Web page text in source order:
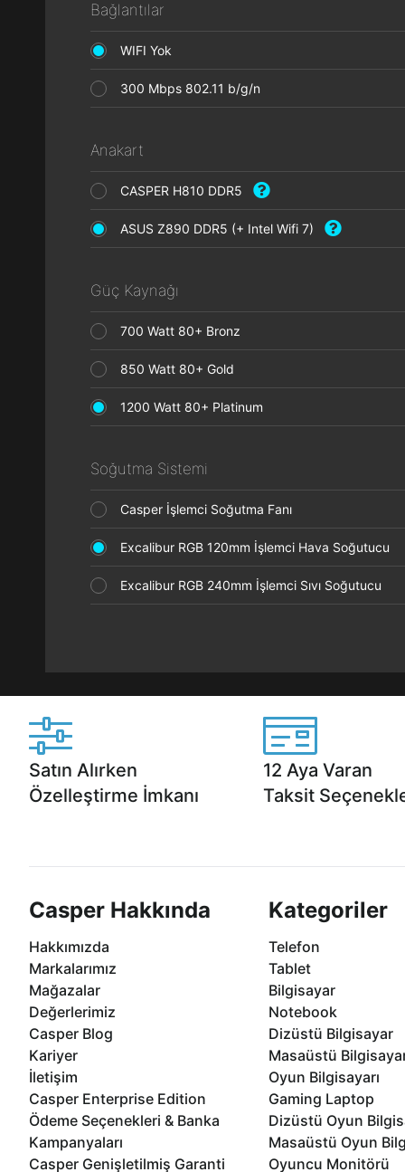
Bağlantılar
WIFI Yok
300 Mbps 802.11 b/g/n
Anakart
CASPER H810 DDR5
ASUS Z890 DDR5 (+ Intel Wifi 7)
Güç Kaynağı
700 Watt 80+ Bronz
850 Watt 80+ Gold
1200 Watt 80+ Platinum
Soğutma Sistemi
Casper İşlemci Soğutma Fanı
Excalibur RGB 120mm İşlemci Hava Soğutucu
Excalibur RGB 240mm İşlemci Sıvı Soğutucu
Satın Alırken
Özelleştirme İmkanı
12 Aya Varan
Taksit
Casper Hakkında
Hakkımızda
Markalarımız
Mağazalar
Değerlerimiz
Casper Blog
Kariyer
İletişim
Casper Enterprise Edition
Ödeme Seçenekleri & Banka
Kampanyaları
Casper Genişletilmiş Garanti
Kategoriler
Telefon
Tablet
Bilgisayar
Notebook
Dizüstü Bilgisayar
Masaüstü
Oyun Bilgisayarı
Gaming Laptop
Dizüstü Oyun
Masaüstü Oyun
Oyuncu Monitörü